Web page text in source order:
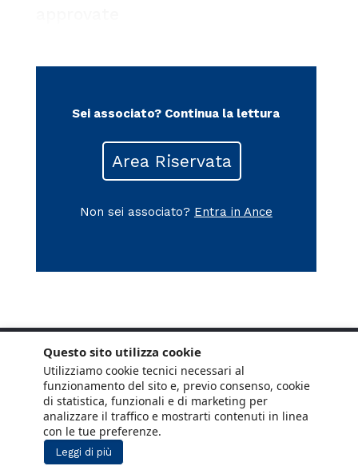
Sei associato? Continua la lettura
Area Riservata
Non sei associato? Entra in Ance
Questo sito utilizza cookie
Utilizziamo cookie tecnici necessari al
funzionamento del sito e, previo consenso, cookie
di statistica, funzionali e di marketing per
analizzare il traffico e mostrarti contenuti in linea
con le tue preferenze.
Leggi di più